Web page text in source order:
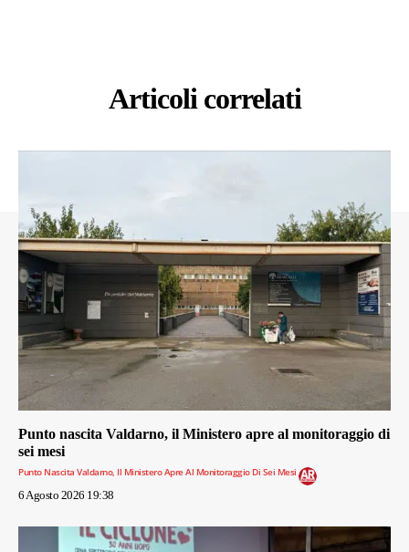
Articoli correlati
Punto nascita Valdarno, il Ministero apre al monitoraggio di
sei mesi
Punto Nascita Valdarno, Il Ministero Apre Al Monitoraggio Di Sei Mesi
6 Agosto 2026 19:38